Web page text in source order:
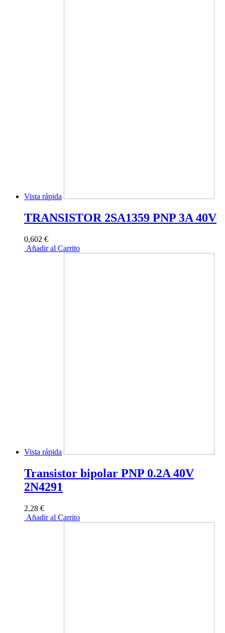
Vista rápida
TRANSISTOR 2SA1359 PNP 3A 40V
0,602 €
Añadir al Carrito
Vista rápida
Transistor bipolar PNP 0.2A 40V
2N4291
2,28 €
Añadir al Carrito